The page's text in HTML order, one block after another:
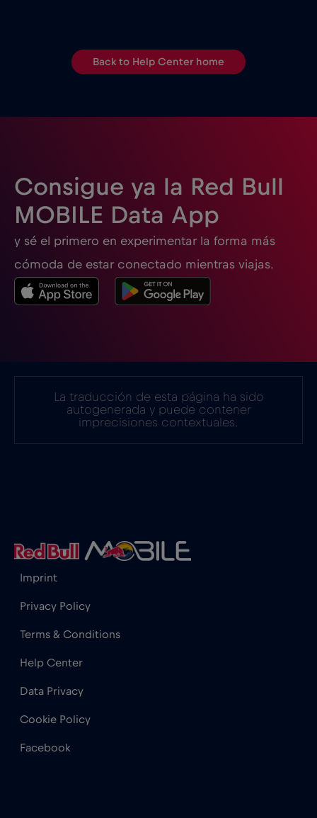
Back to Help Center home
Consigue ya la Red Bull
MOBILE Data App
y sé el primero en experimentar la forma más
cómoda de estar conectado mientras viajas.
La traducción de esta página ha sido
autogenerada y puede contener
imprecisiones contextuales.
Imprint
Privacy Policy
Terms & Conditions
Help Center
Data Privacy
Cookie Policy
Facebook